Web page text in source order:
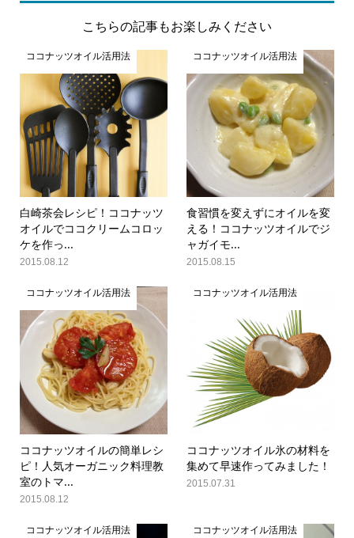
こちらの記事もお楽しみください
ココナッツオイル活用法
白崎茶会レシピ！ココナッツ
オイルでココクリームコロッ
ケを作っ...
2015.08.12
ココナッツオイル活用法
食習慣を変えずにオイルを変
える！ココナッツオイルでジ
ャガイモ...
2015.08.15
ココナッツオイル活用法
ココナッツオイルの簡単レシ
ピ！人気オーガニック料理教
室のトマ...
2015.08.12
ココナッツオイル活用法
ココナッツオイル氷の材料を
集めて早速作ってみました！
2015.07.31
ココナッツオイル活用法 ココナッツオイル活用法